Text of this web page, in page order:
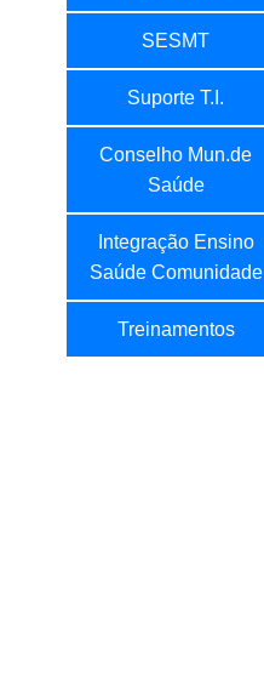
SESMT
Suporte T.I.
Conselho Mun.de
Saúde
Integração Ensino
Saúde Comunidade
Treinamentos